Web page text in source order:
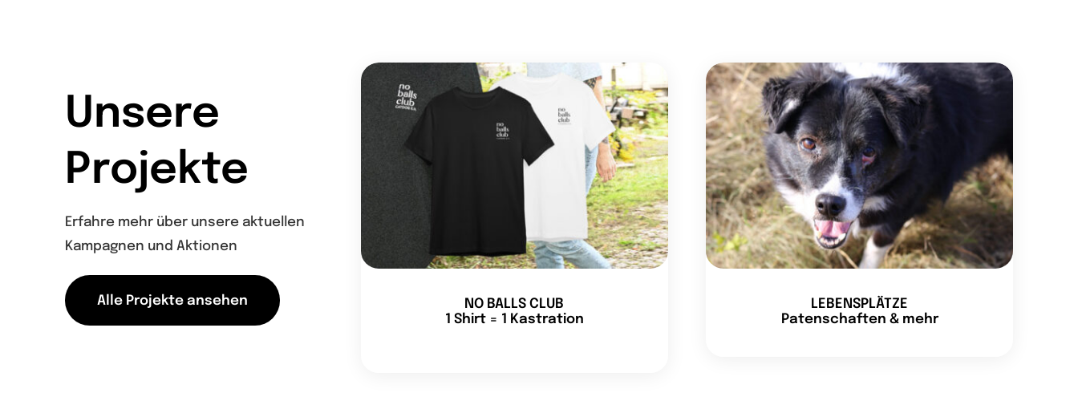
Unsere
Projekte
Erfahre mehr über unsere aktuellen
Kampagnen und Aktionen
Alle Projekte ansehen
NO BALLS CLUB
1 Shirt = 1 Kastration
LEBENSPLÄTZE
Patenschaften & mehr